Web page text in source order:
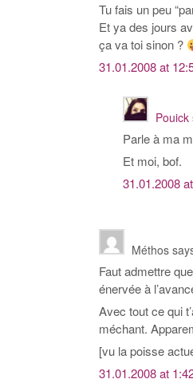
Tu fais un peu
Et ya des jours
ça va toi sinon ?
31.01.2008 at
Pouick
Parle à ma
Et moi, bof.
31.01.2008
Méthos
Faut admettre
énervée à
Avec tout ce qui
méchant.
[vu la poisse
31.01.2008 at